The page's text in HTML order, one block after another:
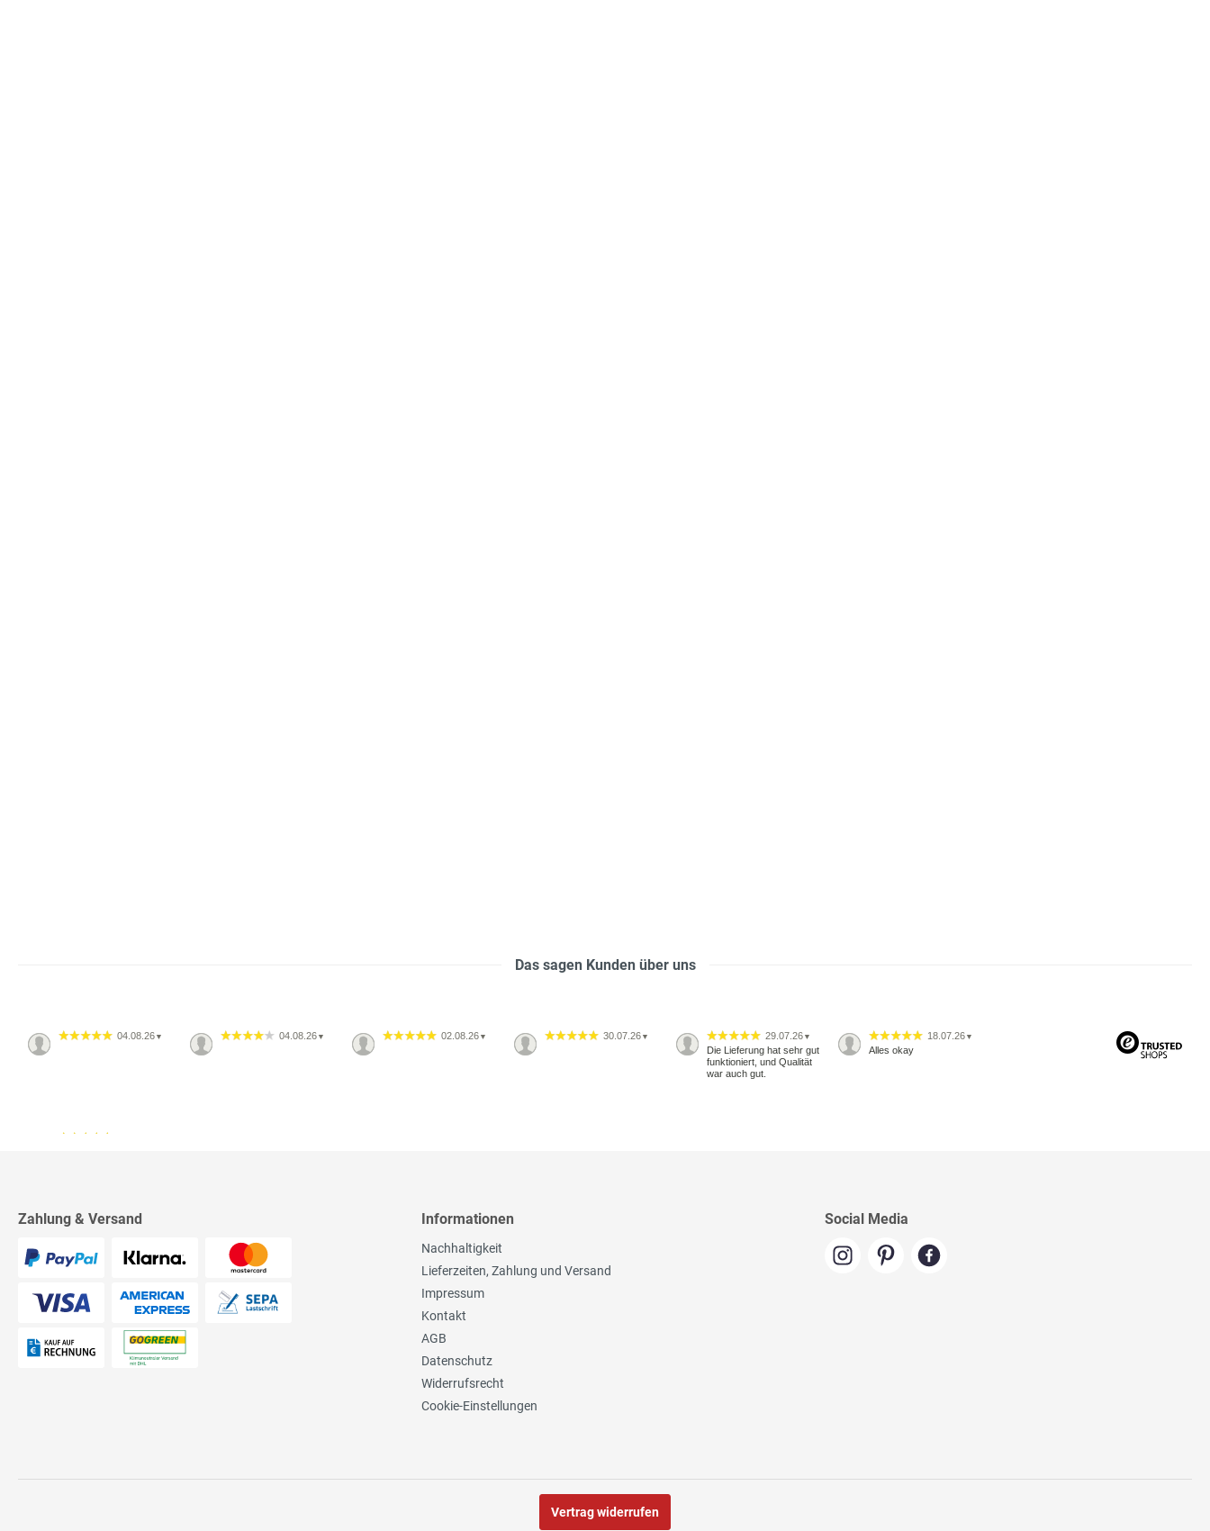
Das sagen Kunden über uns
04.08.26 ▼ 04.08.26 ▼ 02.08.26 ▼ 30.07.26 ▼ 29.07.26 ▼
Die Lieferung hat sehr gut
funktioniert, und Qualität
war auch gut.
18.07.26 ▼
Alles okay
Zahlung & Versand Informationen
Nachhaltigkeit
Lieferzeiten, Zahlung und Versand
Impressum
Kontakt
AGB
Datenschutz
Widerrufsrecht
Cookie-Einstellungen
Social Media
Vertrag widerrufen